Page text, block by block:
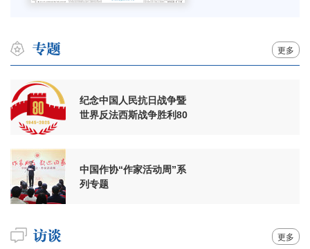
更多
纪念中国人民抗日战争暨
世界反法西斯战争胜利80
中国作协“作家活动周”系
列专题
更多